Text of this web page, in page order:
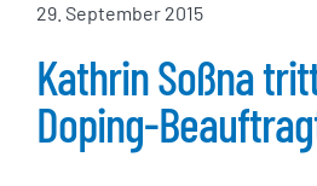
29. September 2015
Kathrin Soßna
Doping-